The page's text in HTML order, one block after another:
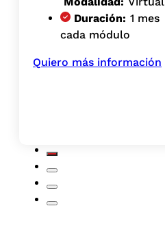
Duración: 1 mes
cada módulo
Quiero más información